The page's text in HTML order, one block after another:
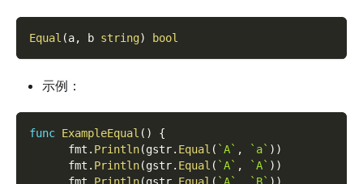
Equal (a, b string) bool
示例：
func ExampleEqual ( )
{
      fmt
. Println(gstr. Equal ( `A` , `a` ) )
      fmt
. Println(gstr. Equal ( `A` , `A` ) )